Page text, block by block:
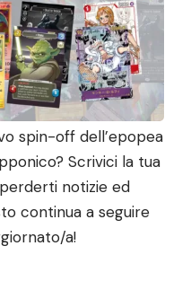
spin-off dell’epopea
Scrivici la tua
notizie ed
continua a seguire
a!